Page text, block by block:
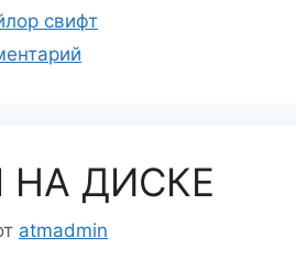
свифт
ДИСКЕ
atmadmin